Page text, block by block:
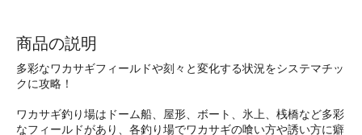
商品の説明
多彩なワカサギフィールドや刻々と変化する状況をシステマチッ
クに攻略！
ワカサギ釣り場はドーム船、屋形、ボート、氷上、桟橋など多彩
なフィールドがあり、各釣り場でワカサギの喰い方や誘い方に癖